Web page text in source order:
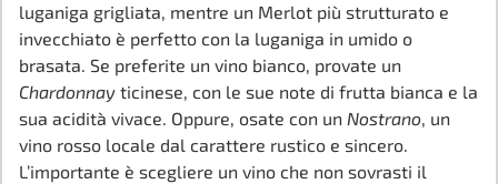
luganiga grigliata, mentre un Merlot più strutturato e
invecchiato è perfetto con la luganiga in umido o
brasata. Se preferite un vino bianco, provate un
Chardonnay ticinese, con le sue note di frutta bianca e la
sua acidità vivace. Oppure, osate con un Nostrano, un
vino rosso locale dal carattere rustico e sincero.
L’importante è scegliere un vino che non sovrasti il